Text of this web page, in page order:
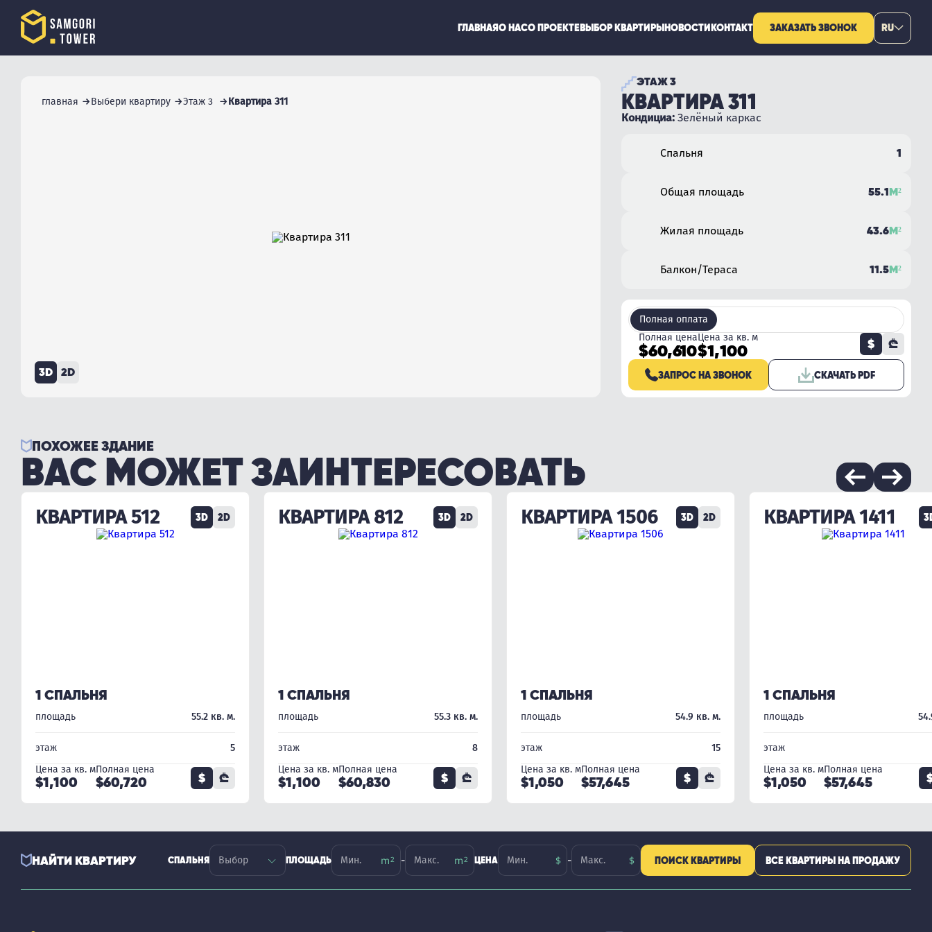
ГЛАВНАЯО НАСО ПРОЕКТЕВЫБОР КВАРТИРЫНОВОСТИКОНТАКТ ЗАКАЗАТЬ ЗВОНОК RU
главная Выбери квартиру Этаж 3 Квартира 311
3D 2D
ЭТАЖ 3
КВАРТИРА 311
Кондициа: Зелёный каркас
Спальня 1
Общая площадь 55.1М²
Жилая площадь 43.6М²
Балкон/Тераса 11.5М²
Полная оплата
Полная цена
$60,610
Цена за кв. м
$1,100 $ ₾
ЗАПРОС НА ЗВОНОК СКАЧАТЬ PDF
ПОХОЖЕЕ ЗДАНИЕ
ВАС МОЖЕТ ЗАИНТЕРЕСОВАТЬ
КВАРТИРА 512 3D 2D
1 СПАЛЬНЯ
площадь 55.2 кв. м.
этаж
5
Цена за кв. м
$1,100
Полная цена
$60,720 $ ₾
КВАРТИРА 812 3D 2D
1 СПАЛЬНЯ
площадь 55.3 кв. м.
этаж
8
Цена за кв. м
$1,100
Полная цена
$60,830 $ ₾
КВАРТИРА 1506 3D 2D
1 СПАЛЬНЯ
площадь 54.9 кв. м.
этаж
15
Цена за кв. м
$1,050
Полная цена
$57,645 $ ₾
КВАРТИРА 1411
1 СПАЛЬНЯ
площадь
этаж
Цена за кв. м
$1,050
Полная цена
$57,645
НАЙТИ КВАРТИРУ СПАЛЬНЯ ПЛОЩАДЬ - ЦЕНА - ПОИСК КВАРТИРЫ ВСЕ КВАРТИРЫ НА ПРОДАЖУ